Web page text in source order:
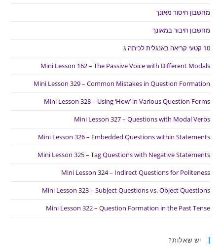
מחשבון חיסור מאונך
מחשבון חיבור במאונך
10 קטעי קריאה באנגלית לכיתה ג
Mini Lesson 162 – The Passive Voice with Different Modals
Mini Lesson 329 – Common Mistakes in Question Formation
Mini Lesson 328 – Using ‘How’ in Various Question Forms
Mini Lesson 327 – Questions with Modal Verbs
Mini Lesson 326 – Embedded Questions within Statements
Mini Lesson 325 – Tag Questions with Negative Statements
Mini Lesson 324 – Indirect Questions for Politeness
Mini Lesson 323 – Subject Questions vs. Object Questions
Mini Lesson 322 – Question Formation in the Past Tense
יש שאלות?